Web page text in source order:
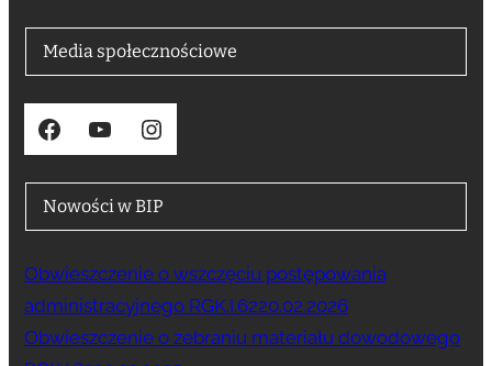
Media społecznościowe
Facebook YouTube Instagram
Nowości w BIP
Obwieszczenie o wszczęciu postępowania
administracyjnego RGK.I.6220.02.2026
Obwieszczenie o zebraniu materiału dowodowego